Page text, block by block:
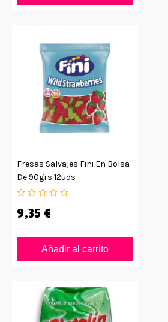
Fresas Salvajes Fini En Bolsa
De 90grs 12uds
9,35 €
Añadir al carrito